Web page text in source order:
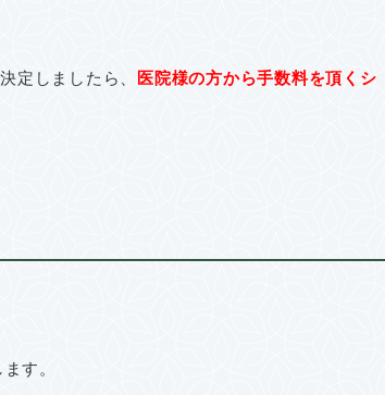
定しましたら、
医院様の方から手数料を頂くシ
す。